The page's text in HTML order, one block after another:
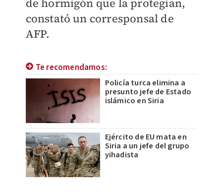
de hormigón que la protegían,
constató un corresponsal de
AFP.
Te recomendamos:
Policía turca elimina a
presunto jefe de Estado
islámico en Siria
Ejército de EU mata en
Siria a un jefe del grupo
yihadista